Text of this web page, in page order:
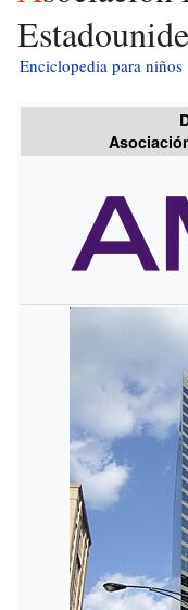
Enciclopedia para niños